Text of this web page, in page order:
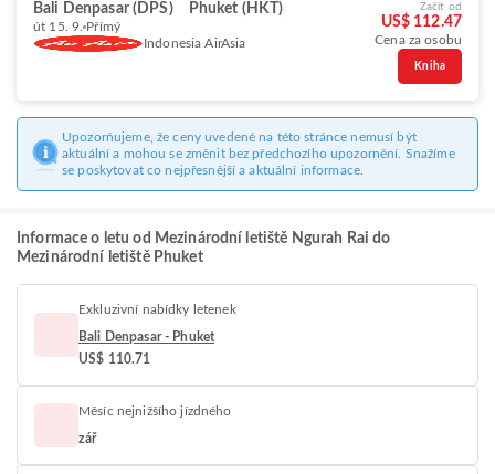
Bali Denpasar (DPS) Phuket (HKT)
út 15. 9. Přímý
Indonesia AirAsia
Začít od
US$ 112.47
Cena za osobu
Kniha
Upozorňujeme, že ceny uvedené na této stránce nemusí být
aktuální a mohou se změnit bez předchozího upozornění. Snažíme
se poskytovat co nejpřesnější a aktuální informace.
Informace o letu od Mezinárodní letiště Ngurah Rai do
Mezinárodní letiště Phuket
Exkluzivní nabídky letenek
Bali Denpasar - Phuket
US$ 110.71
Měsíc nejnižšího jízdného
zář